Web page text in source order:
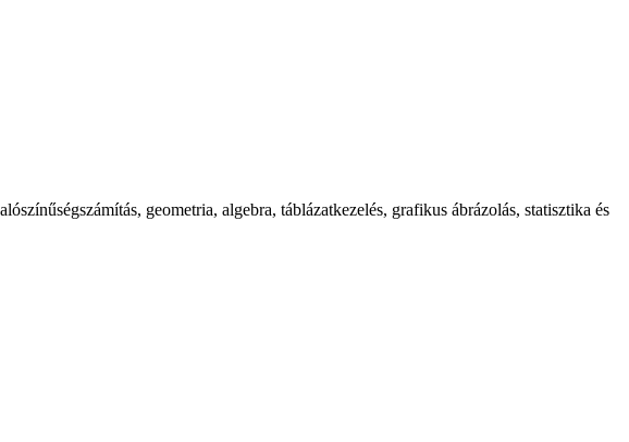
geometria, algebra, táblázatkezelés, grafikus ábrázolás, statisztika és